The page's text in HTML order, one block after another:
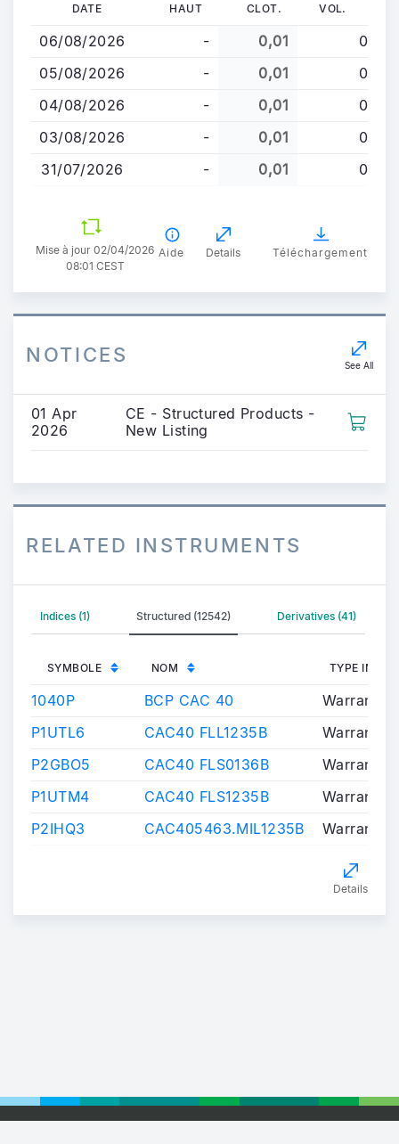
contenu
principal
DATE HAUT CLOT. VOL.
06/08/2026 - 0,01
0
05/08/2026
- 0,01
0
04/08/2026
- 0,01
0
03/08/2026
- 0,01
0
31/07/2026
- 0,01 0
Mise à jour 02/04/2026
08:01 CEST
Aide Details Téléchargement
NOTICES See All
01 Apr
2026
CE - Structured Products -
New Listing
RELATED INSTRUMENTS
Indices (1) Structured (12542) Derivatives (41)
SYMBOLE NOM TYPE
1040P BCP CAC 40
Warrants/
P1UTL6
CAC40 FLL1235B
Warrants/
P2GBO5
CAC40 FLS0136B
Warrants/
P1UTM4
CAC40 FLS1235B
Warrants/
P2IHQ3
CAC405463.MIL1235B Warrants/
Details